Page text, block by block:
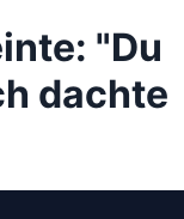
"Du
dachte